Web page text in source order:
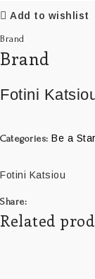
Add to wishlist
Brand
Brand
Fotini
Categories: Be a Star
Fotini Katsiou
Share:
Related